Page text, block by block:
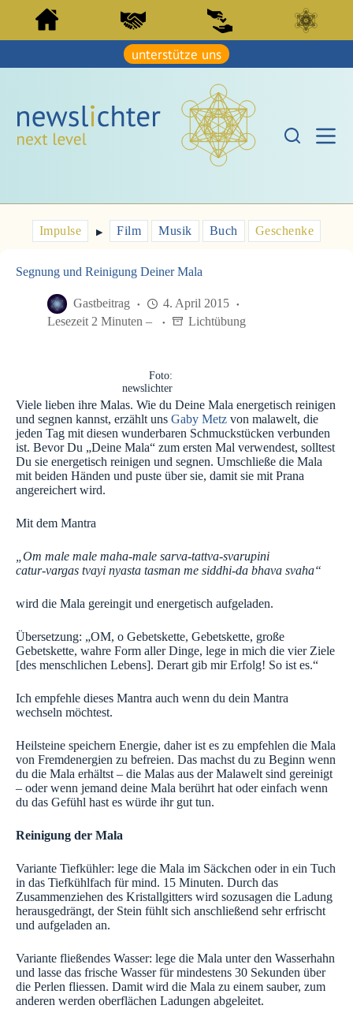
m
n
l
t
s
g
unterstütze uns
Impulse ▶︎ Film Musik Buch Geschenke
Segnung und Reinigung Deiner Mala
Gastbeitrag
4. April 2015
Lesezeit 2 Minuten –
Lichtübung
Foto:
newslichter
Viele lieben ihre Malas. Wie du Deine Mala energetisch reinigen
und segnen kannst, erzählt uns Gaby Metz von malawelt, die
jeden Tag mit diesen wunderbaren Schmuckstücken verbunden
ist. Bevor Du „Deine Mala“ zum ersten Mal verwendest, solltest
Du sie energetisch reinigen und segnen. Umschließe die Mala
mit beiden Händen und puste über sie, damit sie mit Prana
angereichert wird.
Mit dem Mantra
„Om male male maha-male sarva-tattva-svarupini
catur-vargas tvayi nyasta tasman me siddhi-da bhava svaha“
wird die Mala gereingit und energetisch aufgeladen.
Übersetzung: „OM, o Gebetskette, Gebetskette, große
Gebetskette, wahre Form aller Dinge, lege in mich die vier Ziele
[des menschlichen Lebens]. Derart gib mir Erfolg! So ist es.“
Ich empfehle dieses Mantra auch wenn du dein Mantra
wechseln möchtest.
Heilsteine speichern Energie, daher ist es zu empfehlen die Mala
von Fremdenergien zu befreien. Das machst du zu Beginn wenn
du die Mala erhältst – die Malas aus der Malawelt sind gereinigt
– oder wenn jemand deine Mala berührt hat oder einfach wenn
du das Gefühl hast es würde ihr gut tun.
Reinigung der Mala
Variante Tiefkühler: lege die Mala im Säckchen oder in ein Tuch
in das Tiefkühlfach für mind. 15 Minuten. Durch das
Zusammenziehen des Kristallgitters wird sozusagen die Ladung
herausgedrängt, der Stein fühlt sich anschließend sehr erfrischt
und aufgeladen an.
Variante fließendes Wasser: lege die Mala unter den Wasserhahn
und lasse das frische Wasser für mindestens 30 Sekunden über
die Perlen fliessen. Damit wird die Mala zu einem sauber, zum
anderen werden oberflächen Ladungen abgeleitet.